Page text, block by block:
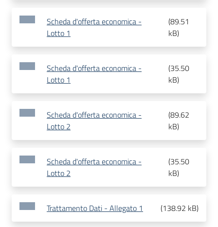
Scheda d'offerta economica -
Lotto 1
(89.51
kB)
Scheda d'offerta economica -
Lotto 1
(35.50
kB)
Scheda d'offerta economica -
Lotto 2
(89.62
kB)
Scheda d'offerta economica -
Lotto 2
(35.50
kB)
Trattamento Dati - Allegato 1 (138.92 kB)